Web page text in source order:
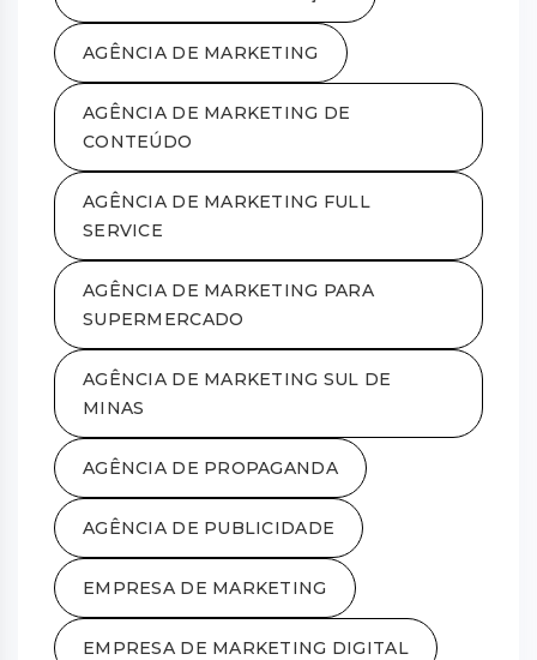
AGÊNCIA DE MARKETING
AGÊNCIA DE MARKETING DE
CONTEÚDO
AGÊNCIA DE MARKETING FULL
SERVICE
AGÊNCIA DE MARKETING PARA
SUPERMERCADO
AGÊNCIA DE MARKETING SUL DE
MINAS
AGÊNCIA DE PROPAGANDA
AGÊNCIA DE PUBLICIDADE
EMPRESA DE MARKETING
EMPRESA DE MARKETING DIGITAL